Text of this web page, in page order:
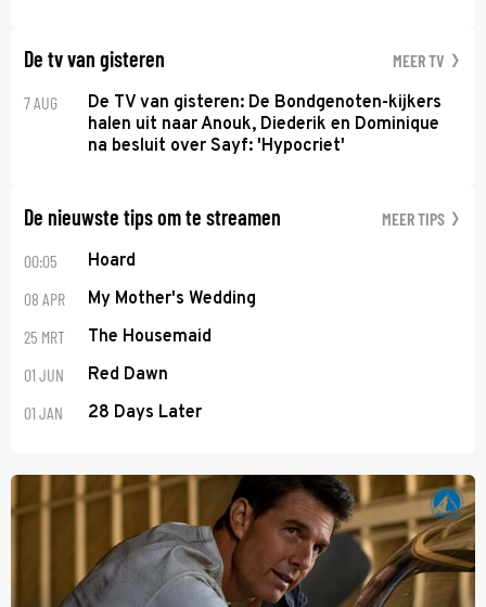
De tv van gisteren MEER TV
7 AUG
De TV van gisteren: De Bondgenoten-kijkers
halen uit naar Anouk, Diederik en Dominique
na besluit over Sayf: 'Hypocriet'
De nieuwste tips om te streamen MEER TIPS
00:05 Hoard
08 APR My Mother's Wedding
25 MRT The Housemaid
01 JUN Red Dawn
01 JAN 28 Days Later